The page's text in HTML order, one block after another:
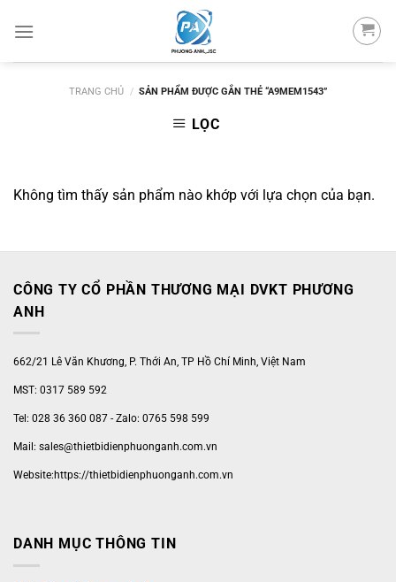
TRANG CHỦ / SẢN PHẨM ĐƯỢC GẮN THẺ “A9MEM1543”
LỌC
Không tìm thấy sản phẩm nào khớp với lựa chọn của bạn.
CÔNG TY CỔ PHẦN THƯƠNG MẠI DVKT PHƯƠNG
ANH
662/21 Lê Văn Khương, P. Thới An, TP Hồ Chí Minh, Việt Nam
MST: 0317 589 592
Tel: 028 36 360 087 - Zalo: 0765 598 599
Mail: sales@thietbidienphuonganh.com.vn
Website:https://thietbidienphuonganh.com.vn
DANH MỤC THÔNG TIN